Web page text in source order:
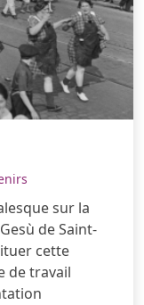
sur la
de Saint-
cette
de travail